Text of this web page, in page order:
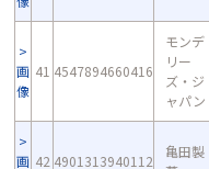
画
像
41 4547894660416
モンデ
リー
ズ・ジ
ャパン
画 42 4901313940112
亀田製